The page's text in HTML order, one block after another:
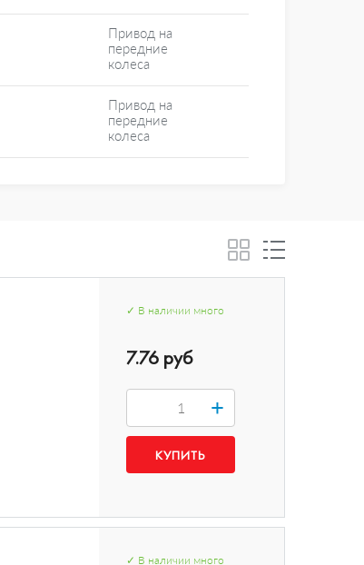
Привод на
передние
колеса
Привод на
передние
колеса
✓ В наличии много
7.76 руб
+
✓ В наличии много